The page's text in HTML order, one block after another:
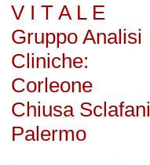
V I T A L E
Gruppo Analisi
Cliniche:
Corleone
Chiusa Sclafani
Palermo